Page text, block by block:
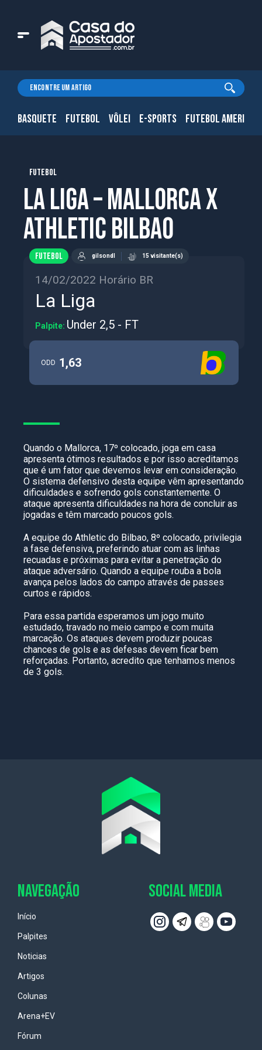
BASQUETE FUTEBOL VÔLEI E-SPORTS FUTEBOL
FUTEBOL
La Liga – Mallorca x
Athletic Bilbao
FUTEBOL gilsondl 15 visitante(s)
14/02/2022 Horário BR
La Liga
Palpite: Under 2,5 - FT
ODD 1,63
Quando o Mallorca, 17º colocado, joga em casa
apresenta ótimos resultados e por isso acreditamos
que é um fator que devemos levar em consideração.
O sistema defensivo desta equipe vêm apresentando
dificuldades e sofrendo gols constantemente. O
ataque apresenta dificuldades na hora de concluir as
jogadas e têm marcado poucos gols.
A equipe do Athletic do Bilbao, 8º colocado, privilegia
a fase defensiva, preferindo atuar com as linhas
recuadas e próximas para evitar a penetração do
ataque adversário. Quando a equipe rouba a bola
avança pelos lados do campo através de passes
curtos e rápidos.
Para essa partida esperamos um jogo muito
estudado, travado no meio campo e com muita
marcação. Os ataques devem produzir poucas
chances de gols e as defesas devem ficar bem
reforçadas. Portanto, acredito que tenhamos menos
de 3 gols.
NAVEGAÇÃO
Início
Palpites
Noticias
Artigos
Colunas
Arena+EV
Fórum
SOCIAL MEDIA